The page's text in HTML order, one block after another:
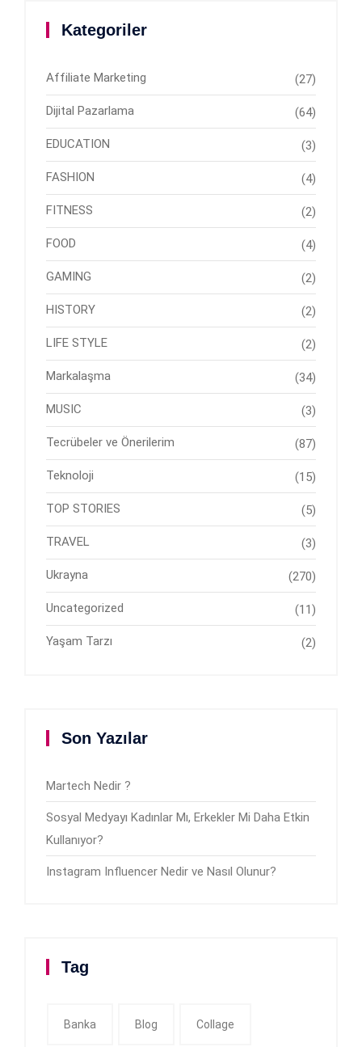
Kategoriler
Affiliate Marketing (27)
Dijital Pazarlama (64)
EDUCATION (3)
FASHION (4)
FITNESS (2)
FOOD (4)
GAMING (2)
HISTORY (2)
LIFE STYLE (2)
Markalaşma (34)
MUSIC (3)
Tecrübeler ve Önerilerim (87)
Teknoloji (15)
TOP STORIES (5)
TRAVEL (3)
Ukrayna (270)
Uncategorized (11)
Yaşam Tarzı (2)
Son Yazılar
Martech Nedir ?
Sosyal Medyayı Kadınlar Mı, Erkekler Mi Daha Etkin
Kullanıyor?
Instagram Influencer Nedir ve Nasıl Olunur?
Tag
Banka Blog Collage